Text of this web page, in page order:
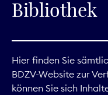
Service
Bibliothek
Hier finden Sie
BDZV-Website zur
können Sie sich